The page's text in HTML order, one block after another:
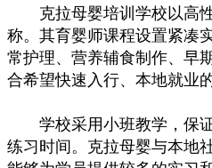
克拉母婴培训学校以高性
称。其育婴师课程设置紧凑
常护理、营养辅食制作、早
合希望快速入行、本地就业
学校采用小班教学，保证
练习时间。克拉母婴与本地